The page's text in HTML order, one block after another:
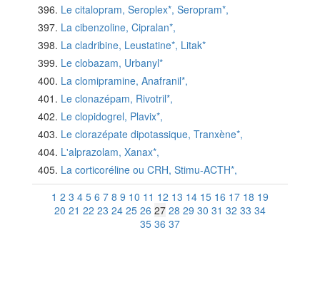
Le citalopram, Seroplex*, Seropram*,
La cibenzoline, Cipralan*,
La cladribine, Leustatine*, Litak*
Le clobazam, Urbanyl*
La clomipramine, Anafranil*,
Le clonazépam, Rivotril*,
Le clopidogrel, Plavix*,
Le clorazépate dipotassique, Tranxène*,
L'alprazolam, Xanax*,
La corticoréline ou CRH, Stimu-ACTH*,
1 2 3 4 5 6 7 8 9 10 11 12 13 14 15 16 17 18 19
20 21 22 23 24 25 26 27 28 29 30 31 32 33 34
35 36 37